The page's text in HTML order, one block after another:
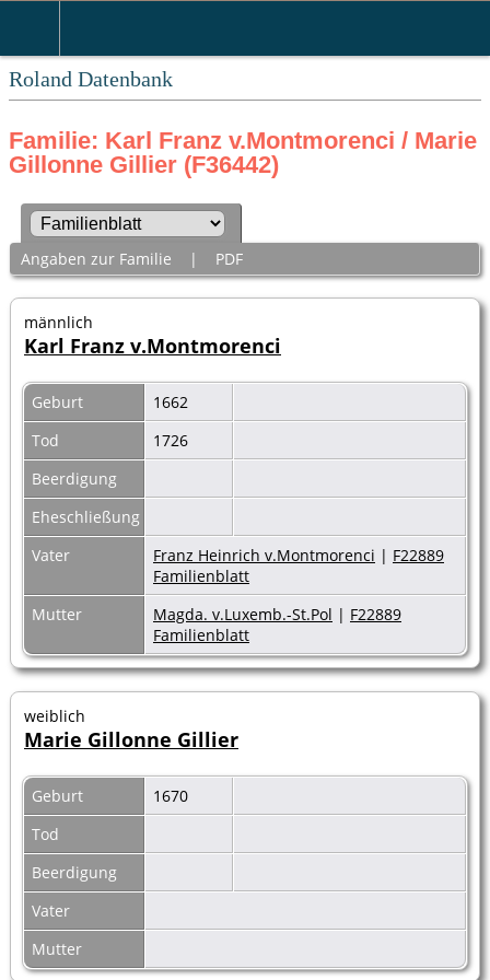
Roland Datenbank
Familie: Karl Franz v.Montmorenci / Marie
Gillonne Gillier (F36442)
Angaben zur Familie | PDF
männlich
Karl Franz v.Montmorenci
Geburt
1662
Tod
1726
Beerdigung
Eheschließung
Vater
Franz Heinrich v.Montmorenci | F22889
Familienblatt
Mutter
Magda. v.Luxemb.-St.Pol | F22889
Familienblatt
weiblich
Marie Gillonne Gillier
Geburt
1670
Tod
Beerdigung
Vater
Mutter